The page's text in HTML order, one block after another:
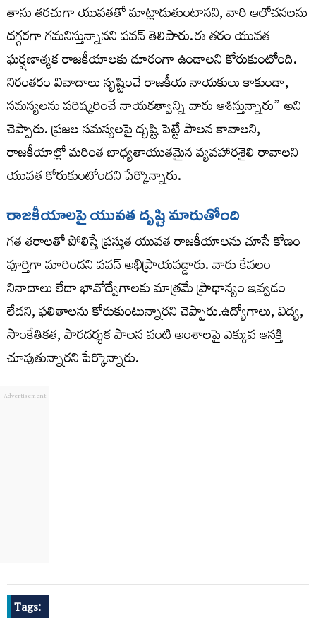
తాను తరచుగా యువతతో మాట్లాడుతుంటానని, వారి ఆలోచనలను
దగ్గరగా గమనిస్తున్నానని పవన్ తెలిపారు.ఈ తరం యువత
ఘర్షణాత్మక రాజకీయాలకు దూరంగా ఉండాలని కోరుకుంటోంది.
నిరంతరం వివాదాలు సృష్టించే రాజకీయ నాయకులు కాకుండా,
సమస్యలను పరిష్కరించే నాయకత్వాన్ని వారు ఆశిస్తున్నారు” అని
చెప్పారు. ప్రజల సమస్యలపై దృష్టి పెట్టే పాలన కావాలని,
రాజకీయాల్లో మరింత బాధ్యతాయుతమైన వ్యవహారశైలి రావాలని
యువత కోరుకుంటోందని పేర్కొన్నారు.
రాజకీయాలపై యువత దృష్టి మారుతోంది
గత తరాలతో పోలిస్తే ప్రస్తుత యువత రాజకీయాలను చూసే కోణం
పూర్తిగా మారిందని పవన్ అభిప్రాయపడ్డారు. వారు కేవలం
నినాదాలు లేదా భావోద్వేగాలకు మాత్రమే ప్రాధాన్యం ఇవ్వడం
లేదని, ఫలితాలను కోరుకుంటున్నారని చెప్పారు.ఉద్యోగాలు, విద్య,
సాంకేతికత, పారదర్శక పాలన వంటి అంశాలపై ఎక్కువ ఆసక్తి
చూపుతున్నారని పేర్కొన్నారు.
Tags: